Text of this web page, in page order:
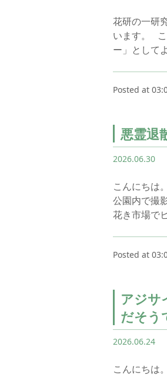
花研の一研
います。 こ
ー」として
Posted at
悪霊退
2026.06.30
こんにちは
公園内で撮
花き市場で
Posted at
アジサ
だそう
2026.06.24
こんにちは